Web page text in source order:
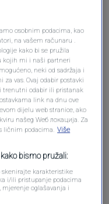
osobnim podacima, kao
na vašem računaru .
kako bi se pružila
kojih mi i naši partneri
neki od sadržaja i
vas. Ovaj odabir postavki
trenutni odabir ili pristanak
link na dnu ove
dijelu web stranice, ako
našeg Wеб локација. Za
ličnim podacima. Više
bismo pružali:
skenirajte karakteristike
i/ili pristupanje podacima
mjerenje oglašavanja i